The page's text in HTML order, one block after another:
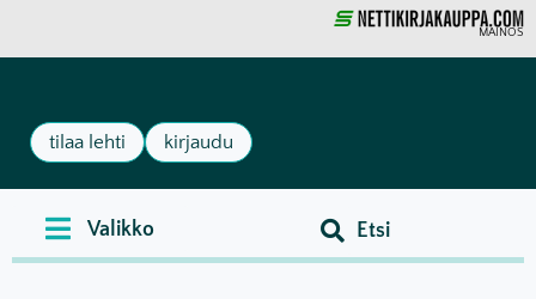
MAINOS
tilaa lehti kirjaudu